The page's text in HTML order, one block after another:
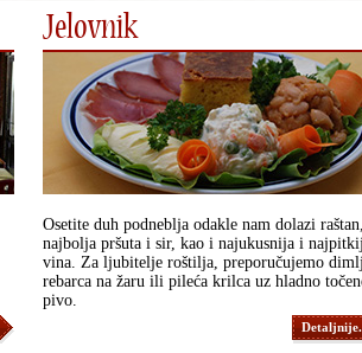
Jelovnik
Osetite duh podneblja odakle nam dolazi raštan,
najbolja pršuta i sir, kao i najukusnija i
vina. Za ljubitelje roštilja, preporučujemo
rebarca na žaru ili pileća krilca uz hladno
pivo.